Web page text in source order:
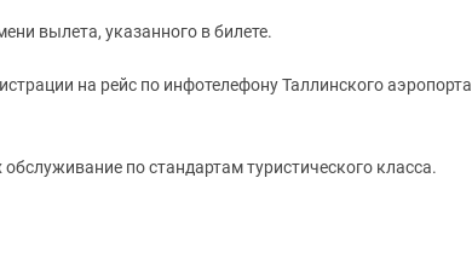
вылета, указанного в билете.
на рейс по инфотелефону Таллинского аэропорта
обслуживание по стандартам туристического класса.